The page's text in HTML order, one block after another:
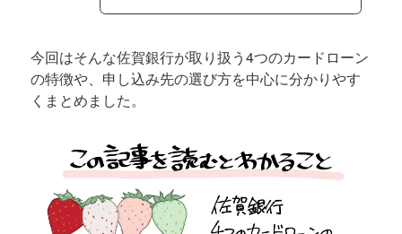
今回はそんな佐賀銀行が取り扱う4つのカードローン
の特徴や、申し込み先の選び方を中心に分かりやす
くまとめました。